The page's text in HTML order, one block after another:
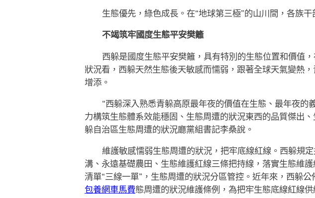
生態優先，綠色成長。在“地球第三極”的山川間，各族
不竭筑牢國度生態平安樊籬
西躲是國度生態平安樊籬，具有特別的生態位置和價值
狀況看，西躲天然生態後天敏感而懦弱，跟著全球天氣變熱，
增添。
“西躲深入熟悉青躲高原最年夜的價值在生態、最年夜
力構筑生態體系效能穩固、生態周遭的狀況東西的品質傑出
躲自治區生態周遭的狀況廳黨組書記李桑說。
維護敏感懦弱生態周遭的狀況，把牢底線紅線。西躲規
溝、永遠基礎農田、生態維護紅線三條把持線，落實生態維
清單“三線一單”，生態周遭的狀況分區管控。近年來，西躲
包養網車馬費態周遭的狀況維護條例，為把牢生態底線紅線供